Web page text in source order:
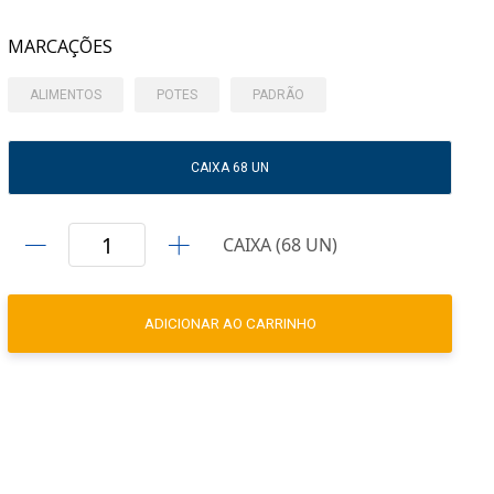
MARCAÇÕES
ALIMENTOS POTES PADRÃO
CAIXA 68 UN
CAIXA (68 UN)
ADICIONAR AO CARRINHO